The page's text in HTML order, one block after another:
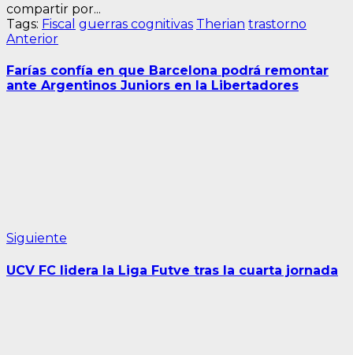
compartir por...
Tags: Fiscal guerras cognitivas Therian trastorno
Navegación
de
entradas
AnteriorEntrada
Farías confía en que Barcelona podrá remontar
ante Argentinos Juniors en la Libertadores
Siguiente
UCV FC lidera la Liga Futve tras la cuarta jornada